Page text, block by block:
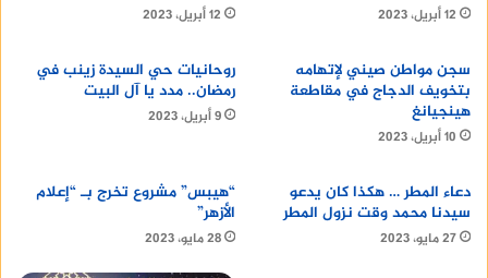
12 أبريل، 2023 12 أبريل، 2023
سجن مواطن صيني لإتهامه
بتخويف الدجاج في مقاطعة
هينجيانغ
10 أبريل، 2023
روحانيات حي السيدة زينب في
رمضان.. مدد يا آل البيت
9 أبريل، 2023
دعاء المطر … هكذا كان يدعو
سيدنا محمد وقت نزول المطر
27 مايو، 2023
“هيبس” مشروع تخرج بـ “إعلام
الأزهر”
28 مايو، 2023